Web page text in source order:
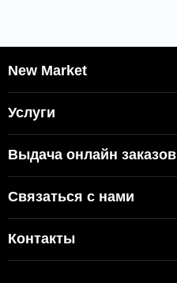
New Market
Услуги
Выдача онлайн заказов
Связаться с нами
Контакты